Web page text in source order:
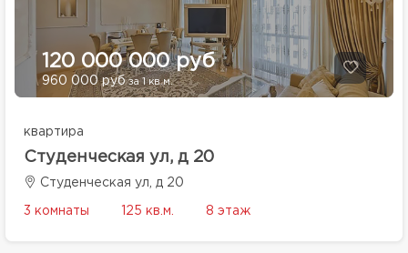
120 000 000 руб
960 000 рубза 1 кв.м.
квартира
Студенческая ул, д 20
Студенческая ул, д 20
3 комнаты 125 кв.м. 8 этаж